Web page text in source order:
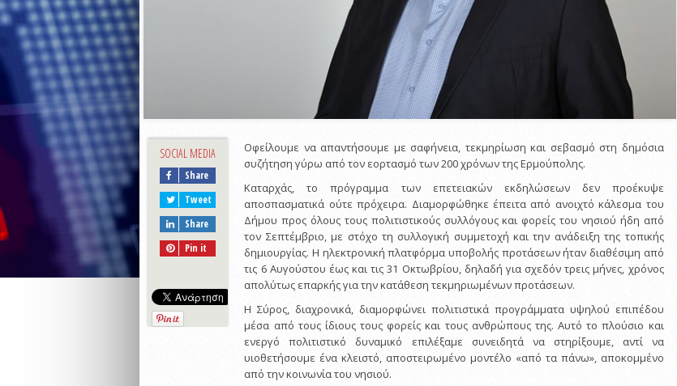
SOCIAL MEDIA
Share
Tweet
Share
Pin it
Οφείλουμε να απαντήσουμε με σαφήνεια, τεκμηρίωση και σεβασμό στη δημόσια
συζήτηση γύρω από τον εορτασμό των 200 χρόνων της Ερμούπολης.
Καταρχάς, το πρόγραμμα των επετειακών εκδηλώσεων δεν προέκυψε
αποσπασματικά ούτε πρόχειρα. Διαμορφώθηκε έπειτα από ανοιχτό κάλεσμα του
Δήμου προς όλους τους πολιτιστικούς συλλόγους και φορείς του νησιού ήδη από
τον Σεπτέμβριο, με στόχο τη συλλογική συμμετοχή και την ανάδειξη της τοπικής
δημιουργίας. Η ηλεκτρονική πλατφόρμα υποβολής προτάσεων ήταν διαθέσιμη από
τις 6 Αυγούστου έως και τις 31 Οκτωβρίου, δηλαδή για σχεδόν τρεις μήνες, χρόνος
απολύτως επαρκής για την κατάθεση τεκμηριωμένων προτάσεων.
Η Σύρος, διαχρονικά, διαμορφώνει πολιτιστικά προγράμματα υψηλού επιπέδου
μέσα από τους ίδιους τους φορείς και τους ανθρώπους της. Αυτό το πλούσιο και
ενεργό πολιτιστικό δυναμικό επιλέξαμε συνειδητά να στηρίξουμε, αντί να
υιοθετήσουμε ένα κλειστό, αποστειρωμένο μοντέλο «από τα πάνω», αποκομμένο
από την κοινωνία του νησιού.